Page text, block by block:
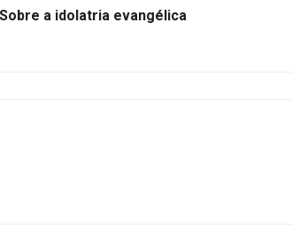
Sobre a idolatria evangélica